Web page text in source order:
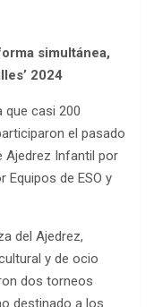
simultánea,
2024
que casi 200
el pasado
Ajedrez Infantil por
Equipos de ESO y
del Ajedrez,
y de ocio
dos torneos
destinado a los